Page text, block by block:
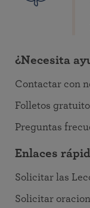
¿Necesita
Contactar con
Folletos
Preguntas
Enlaces
Solicitar las
Solicitar